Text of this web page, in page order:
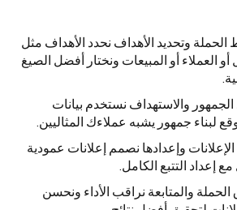
وتحديد الأهداف نحدد الأهداف مثل
أو العملاء أو المبيعات ونختار أفضل الصيغ
الجمهور والاستهداف نستخدم بيانات
لبناء جمهور يشبه عملاءك المثاليين.
وإعدادها نصمم إعلانات عمودية
إعداد التتبع الكامل.
والمتابعة نراقب الأداء ونحسن